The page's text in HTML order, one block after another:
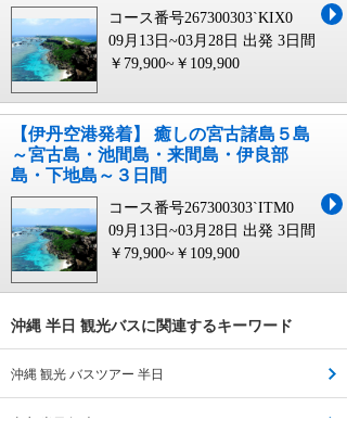
コース番号267300303`KIX0
09月13日~03月28日 出発 3日間
￥79,900~￥109,900
【伊丹空港発着】 癒しの宮古諸島５島
～宮古島・池間島・来間島・伊良部
島・下地島～３日間
コース番号267300303`ITM0
09月13日~03月28日 出発 3日間
￥79,900~￥109,900
沖縄 半日 観光バスに関連するキーワード
沖縄 観光 バスツアー 半日